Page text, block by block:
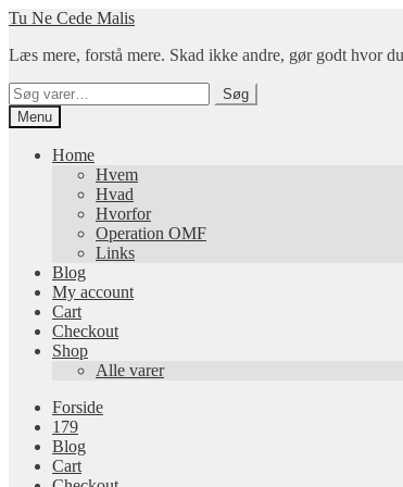
Spring
navigation
Spring
indhold
Tu Ne Cede Malis
Læs mere, forstå mere. Skad ikke andre, gør godt hvor
Søg
efter:
Søg
Menu
Home
Hvem
Hvad
Hvorfor
Operation OMF
Links
Blog
My account
Cart
Checkout
Shop
Alle varer
Forside
179
Blog
Cart